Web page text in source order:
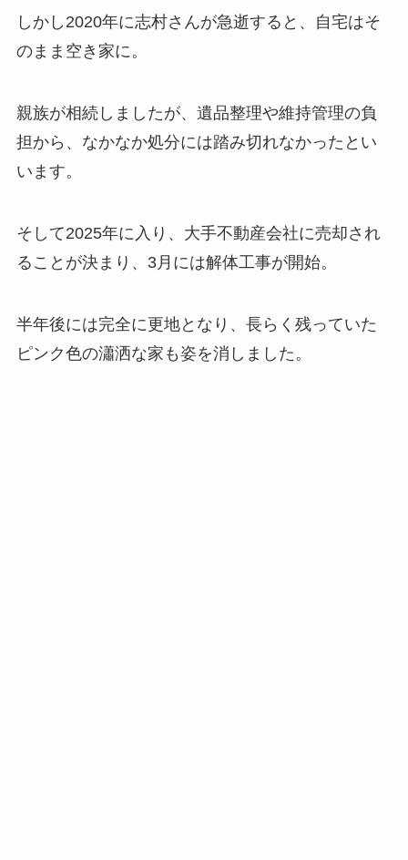
しかし2020年に志村さんが急逝すると、自宅はそ
のまま空き家に。
親族が相続しましたが、遺品整理や維持管理の負
担から、なかなか処分には踏み切れなかったとい
います。
そして2025年に入り、大手不動産会社に売却され
ることが決まり、3月には解体工事が開始。
半年後には完全に更地となり、長らく残っていた
ピンク色の瀟洒な家も姿を消しました。